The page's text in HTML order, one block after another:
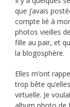
que j’avais
compte lié à
photos vieilles
fille au pair, et
la blogosphère.
Elles m’ont
trop bête
virtuelle. Je